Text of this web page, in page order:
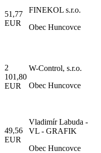
51,77
EUR
FINEKOL s.r.o.
Obec Huncovce
2
101,80
EUR
W-Control, s.r.o.
Obec Huncovce
49,56
EUR
Vladimír Labuda -
VL - GRAFIK
Obec Huncovce